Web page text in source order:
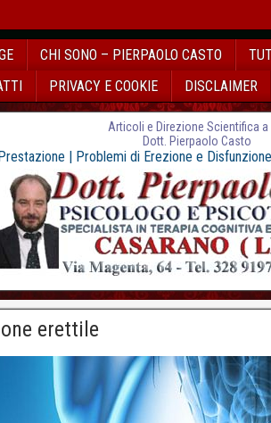
CHI SONO – PIERPAOLO CASTO
PRIVACY E COOKIE DISCLAIMER
Articoli e Direzione Scientifica a
Dott. Pierpaolo Casto
| Problemi di Erezione e
erettile